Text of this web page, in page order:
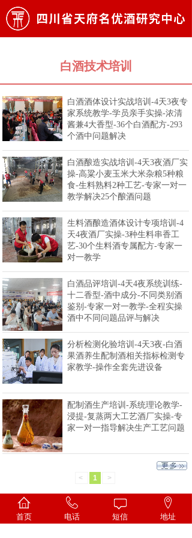
白酒技术培训
白酒酒体设计实战培训-4天3夜专
家系统教学-学员亲手实操-浓清
酱兼4大香型-36个白酒配方-293
个酒中问题解决
白酒酿造实战培训-4天3夜酒厂实
操-高粱小麦玉米大米杂粮5种粮
食-生料熟料2种工艺-专家一对一
教学解决25个酿酒问题
生料酒酿造酒体设计专项培训-4
天4夜酒厂实操-3种生料串香工
艺-30个生料酒专属配方-专家一
对一教学
白酒品评培训-4天4夜系统训练-
十二香型-酒中成分-不同类别酒
鉴别-专家一对一教学-全程实操
酒中不同问题品评与解决
分析检测化验培训-4天3夜-白酒
果酒养生配制酒相关指标检测专
家教学-操作全套先进设备
配制酒生产培训-系统理论教学-
浸提-复蒸两大工艺酒厂实操-专
家一对一指导解决生产工艺问题
< 1 >
首页 电话 短信 地址